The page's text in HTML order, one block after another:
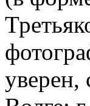
уверен,